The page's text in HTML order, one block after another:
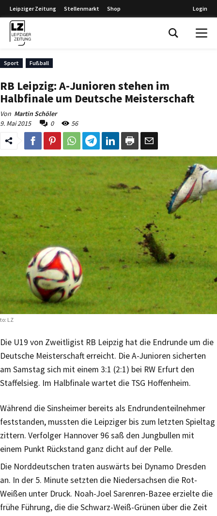
Leipziger Zeitung Stellenmarkt Shop Login
Sport Fußball
RB Leipzig: A-Junioren stehen im
Halbfinale um Deutsche Meisterschaft
Von Martin Schöler
9. Mai 2015
0 56
LZ
Die U19 von Zweitligist RB Leipzig hat die Endrunde um die
Deutsche Meisterschaft erreicht. Die A-Junioren sicherten
am Samstag sich mit einem 3:1 (2:1) bei RW Erfurt den
Staffelsieg. Im Halbfinale wartet die TSG Hoffenheim.
Während die Sinsheimer bereits als Endrundenteilnehmer
feststanden, mussten die Leipziger bis zum letzten Spieltag
zittern. Verfolger Hannover 96 saß den Jungbullen mit
einem Punkt Rückstand ganz dicht auf der Pelle.
Die Norddeutschen traten auswärts bei Dynamo Dresden
an. In der 5. Minute setzten die Niedersachsen die Rot-
Weißen unter Druck. Noah-Joel Sarenren-Bazee erzielte die
frühe Führung, die die Schwarz-Weiß-Grünen über die Zeit